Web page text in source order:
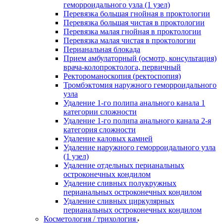
геморроидального узла (1 узел)
Перевязка большая гнойная в проктологии
Перевязка большая чистая в проктологии
Перевязка малая гнойная в проктологии
Перевязка малая чистая в проктологии
Перианальная блокада
Прием амбулаторный (осмотр, консультация)
врача-колопроктолога, первичный
Ректороманоскопия (ректоспопия)
Тромбэктомия наружного геморроидального
узла
Удаление 1-го полипа анального канала 1
категории сложности
Удаление 1-го полипа анального канала 2-я
категория сложности
Удаление каловых камней
Удаление наружного геморроидального узла
(1 узел)
Удаление отдельных перианальных
остроконечных кондилом
Удаление сливных полукружных
перианальных остроконечных кондилом
Удаление сливных циркулярных
перианальных остроконечных кондилом
Косметология / трихология